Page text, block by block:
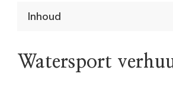
Inhoud
Watersport lessen
Watersport